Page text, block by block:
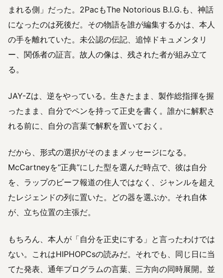
まれる側」だった。2PacもThe Notorious B.I.G.も、神話
になったのは死後だ。その物語を誰が編集するかは、本人
の手を離れていた。未公認の伝記、追悼ドキュメンタリ
ー、関係者の証言。故人の像は、残された者が組み立て
る。
JAY-Zは、逆をやっている。生きたまま、製作総指揮を握
ったまま、自分でペンを持って正史を書く。誰かに解釈さ
れる前に、自分の言葉で解釈を置いておく。
だから、形式の選択がそのままメッセージになる。
McCartneyを“正典”にした型を選んだ時点で、彼は自分
を、ラップのビーフ報道の住人ではなく、ジャンルを超え
たレジェンドの列に置いた。どの器を選ぶか。それ自体
が、立ち位置の主張だ。
もちろん、本人が「自分を正史にする」と言ったわけでは
ない。これはHIPHOPCsの読みだ。それでも、同じ日に当
てた発表、通年プログラムの言葉、三方向の同時展開。並